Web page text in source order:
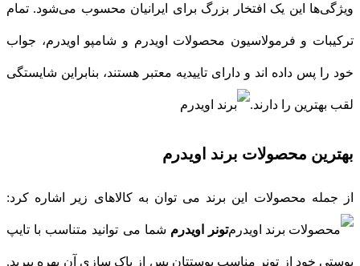
ویژگی‌ها این یک افتخار بزرگ برای ایرانیان محسوب می‌شود. تمام
ترکیبات و فرمولاسیون محصولات اویدرم و شامپو اویدرم، جواب
خود را پس داده اند و دارای تاییدیه معتبر هستند، بنابراین شایستگی
لقب بهترین را دارند.
بهترین محصولات برند اویدرم
از جمله محصولات این برند می توان به کالاهای زیر اشاره کرد:
تونر اویدرم شما می توانید متناسب با تایپ
پوستی خود از تونر مناسب پوستتان پس از پاک سازی آن بهره ببرید.